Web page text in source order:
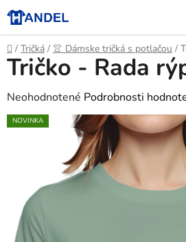
Prejsť
na
obsah
Domov
/ Tričká / 👚 Dámske tričká s potlačou /
Tričko - Rada
Priemerné
hodnotenie
hviezdičiek.
Neohodnotené Podrobnosti
NOVINKA